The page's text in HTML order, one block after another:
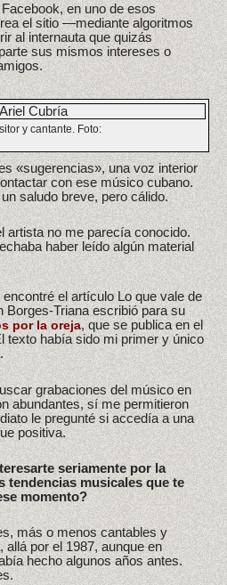
en uno de esos
el sitio —mediante algoritmos
al internauta que quizás
sus mismos intereses o
y cantante. Foto:
«sugerencias», una voz interior
con ese músico cubano.
saludo breve, pero cálido.
artista no me parecía conocido.
haber leído algún material
el artículo Lo que vale de
Borges-Triana escribió para su
por la oreja, que se publica en el
texto había sido mi primer y único
grabaciones del músico en
abundantes, sí me permitieron
le pregunté si accedía a una
positiva.
seriamente por la
tendencias musicales que te
momento?
más o menos cantables y
allá por el 1987, aunque en
hecho algunos años antes.